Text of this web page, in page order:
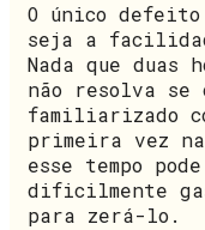
O único defeito
seja a
Nada que duas
não resolva
familiarizado
primeira vez
esse tempo
dificilmente
para zerá-lo.